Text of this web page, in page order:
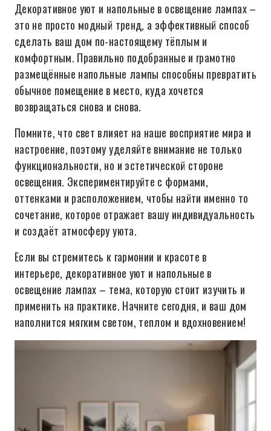
Декоративное уют и напольные в освещение лампах –
это не просто модный тренд, а эффективный способ
сделать ваш дом по-настоящему тёплым и
комфортным. Правильно подобранные и грамотно
размещённые напольные лампы способны превратить
обычное помещение в место, куда хочется
возвращаться снова и снова.
Помните, что свет влияет на наше восприятие мира и
настроение, поэтому уделяйте внимание не только
функциональности, но и эстетической стороне
освещения. Экспериментируйте с формами,
оттенками и расположением, чтобы найти именно то
сочетание, которое отражает вашу индивидуальность
и создаёт атмосферу уюта.
Если вы стремитесь к гармонии и красоте в
интерьере, декоративное уют и напольные в
освещение лампах – тема, которую стоит изучить и
применить на практике. Начните сегодня, и ваш дом
наполнится мягким светом, теплом и вдохновением!